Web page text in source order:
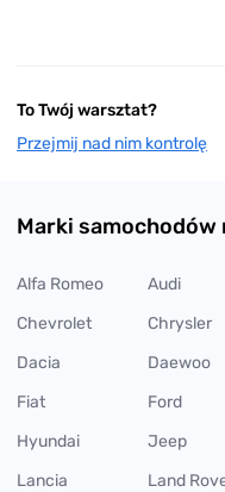
To Twój warsztat?
Przejmij nad nim kontrolę
Marki
Alfa Romeo Audi
Chevrolet
Chrysler
Dacia
Daewoo
Fiat
Ford
Hyundai
Jeep
Lancia
Land